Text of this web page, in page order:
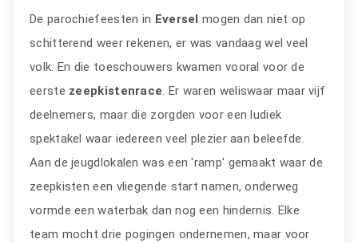
De parochiefeesten in Everselmogen dan niet op
schitterend weer rekenen, er was vandaag wel veel
volk. En die toeschouwers kwamen vooral voor de
eerste zeepkistenrace. Er waren weliswaar maar vijf
deelnemers, maar die zorgden voor een ludiek
spektakel waar iedereen veel plezier aan beleefde.
Aan de jeugdlokalen was een 'ramp' gemaakt waar de
zeepkisten een vliegende start namen, onderweg
vormde een waterbak dan nog een hindernis. Elke
team mocht drie pogingen ondernemen, maar voor